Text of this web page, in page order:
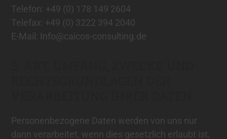
Telefon: +49 (0) 178 149 2604
Telefax: +49 (0) 3222 394 2040
E-Mail: Info@caicos-consulting.de
Personenbezogene Daten werden von uns nur
dann verarbeitet, wenn dies gesetzlich erlaubt ist,